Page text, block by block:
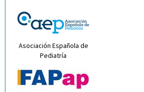
Asociación Española de
Pediatría